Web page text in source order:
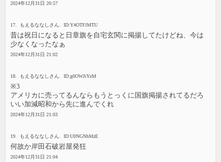
2024年12月31日 20:57
17. もえるななしさん. ID:Y4OTFlMTU
昔は祝日になると日章旗を自宅玄関に掲揚してたけどね、今は
少なくなったなぁ
2024年12月31日 21:02
18. もえるななしさん. ID:g0OWJiYzM
※3
アメリカに売ってるんならもうとっくに国旗掲揚されてるだろ
いい加減昭和から先に進んでくれ
2024年12月31日 21:03
19. もえるななしさん. ID:U0NGNhMzE
何故か岸田石破岩屋発狂
2024年12月31日 21:04